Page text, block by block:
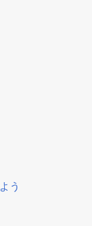
う